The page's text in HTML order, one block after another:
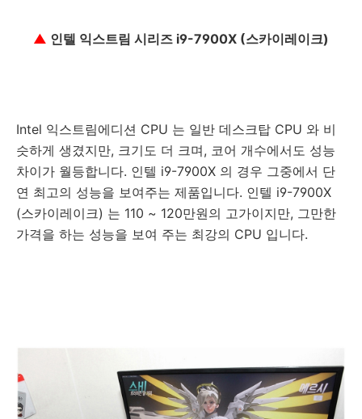
▲ 인텔 익스트림 시리즈 i9-7900X (스카이레이크)
Intel 익스트림에디션 CPU 는 일반 데스크탑 CPU 와 비
슷하게 생겼지만, 크기도 더 크며, 코어 개수에서도 성능
차이가 월등합니다. 인텔 i9-7900X 의 경우 그중에서 단
연 최고의 성능을 보여주는 제품입니다. 인텔 i9-7900X
(스카이레이크) 는 110 ~ 120만원의 고가이지만, 그만한
가격을 하는 성능을 보여 주는 최강의 CPU 입니다.